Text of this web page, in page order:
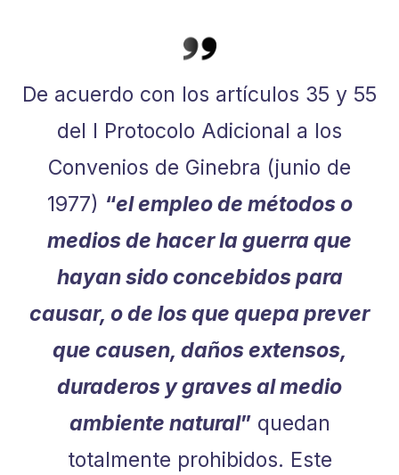
De acuerdo con los artículos 35 y 55
del I Protocolo Adicional a los
Convenios de Ginebra (junio de
1977) “el empleo de métodos o
medios de hacer la guerra que
hayan sido concebidos para
causar, o de los que quepa prever
que causen, daños extensos,
duraderos y graves al medio
ambiente natural”quedan
totalmente prohibidos. Este